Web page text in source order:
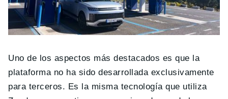
Uno de los aspectos más destacados es que la
plataforma no ha sido desarrollada exclusivamente
para terceros. Es la misma tecnología que utiliza